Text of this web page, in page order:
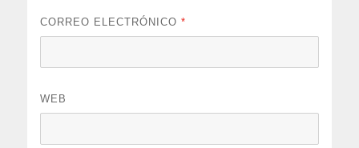
CORREO ELECTRÓNICO*
WEB